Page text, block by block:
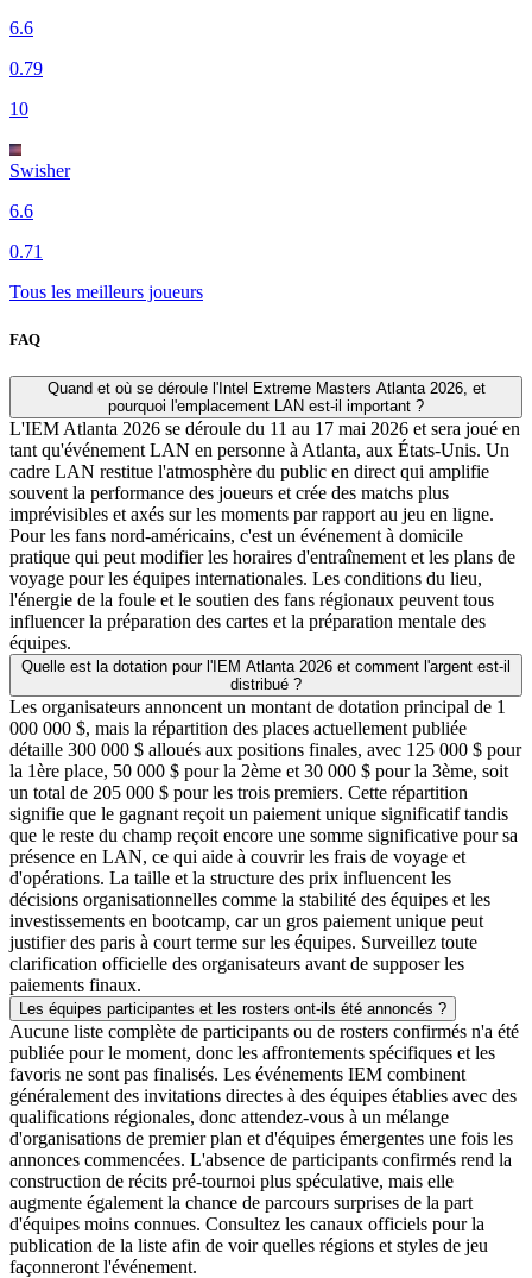
6.6
0.79
10
Swisher
6.6
0.71
Tous les meilleurs joueurs
FAQ
Quand et où se déroule l'Intel Extreme Masters Atlanta 2026, et
pourquoi l'emplacement LAN est-il important ?
L'IEM Atlanta 2026 se déroule du 11 au 17 mai 2026 et sera joué en
tant qu'événement LAN en personne à Atlanta, aux États-Unis. Un
cadre LAN restitue l'atmosphère du public en direct qui amplifie
souvent la performance des joueurs et crée des matchs plus
imprévisibles et axés sur les moments par rapport au jeu en ligne.
Pour les fans nord-américains, c'est un événement à domicile
pratique qui peut modifier les horaires d'entraînement et les plans de
voyage pour les équipes internationales. Les conditions du lieu,
l'énergie de la foule et le soutien des fans régionaux peuvent tous
influencer la préparation des cartes et la préparation mentale des
équipes.
Quelle est la dotation pour l'IEM Atlanta 2026 et comment l'argent est-il
distribué ?
Les organisateurs annoncent un montant de dotation principal de 1
000 000 $, mais la répartition des places actuellement publiée
détaille 300 000 $ alloués aux positions finales, avec 125 000 $ pour
la 1ère place, 50 000 $ pour la 2ème et 30 000 $ pour la 3ème, soit
un total de 205 000 $ pour les trois premiers. Cette répartition
signifie que le gagnant reçoit un paiement unique significatif tandis
que le reste du champ reçoit encore une somme significative pour sa
présence en LAN, ce qui aide à couvrir les frais de voyage et
d'opérations. La taille et la structure des prix influencent les
décisions organisationnelles comme la stabilité des équipes et les
investissements en bootcamp, car un gros paiement unique peut
justifier des paris à court terme sur les équipes. Surveillez toute
clarification officielle des organisateurs avant de supposer les
paiements finaux.
Les équipes participantes et les rosters ont-ils été annoncés ?
Aucune liste complète de participants ou de rosters confirmés n'a été
publiée pour le moment, donc les affrontements spécifiques et les
favoris ne sont pas finalisés. Les événements IEM combinent
généralement des invitations directes à des équipes établies avec des
qualifications régionales, donc attendez-vous à un mélange
d'organisations de premier plan et d'équipes émergentes une fois les
annonces commencées. L'absence de participants confirmés rend la
construction de récits pré-tournoi plus spéculative, mais elle
augmente également la chance de parcours surprises de la part
d'équipes moins connues. Consultez les canaux officiels pour la
publication de la liste afin de voir quelles régions et styles de jeu
façonneront l'événement.